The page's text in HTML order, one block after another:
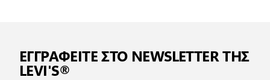
ΕΓΓΡΑΦΕΙΤΕ ΣΤΟ NEWSLETTER ΤΗΣ
LEVI'S®